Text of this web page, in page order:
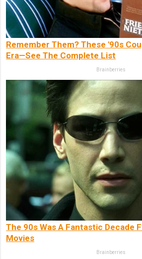
Remember Them? These '90s
Era—See The Complete List
Brainberries
The 90s Was A Fantastic Decade
Movies
Brainberries